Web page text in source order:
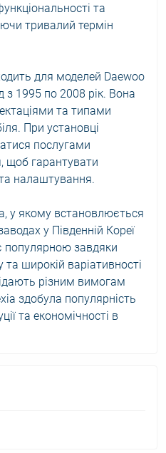
та
тривалий термін
для моделей Daewoo
з 1995 по 2008 рік. Вона
та типами
При установці
послугами
щоб гарантувати
налаштування.
у якому встановлюється
у Південній Кореї
популярною завдяки
широкій варіативності
різним вимогам
здобула популярність
та економічності в